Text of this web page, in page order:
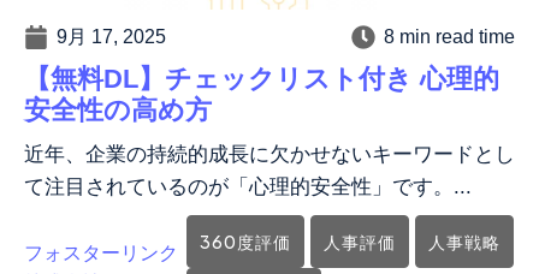
9月 17, 2025 8 min read time
【無料DL】チェックリスト付き 心理的
安全性の高め方
近年、企業の持続的成長に欠かせないキーワードとし
て注目されているのが「心理的安全性」です。...
フォスターリンク
360度評価 人事評価 人事戦略